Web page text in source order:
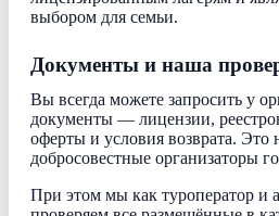
выбором для семьи.
Документы и наша
Вы всегда можете запросить у
документы — лицензии,
оферты и условия возврата. Это
добросовестные организаторы
При этом мы как туроператор и